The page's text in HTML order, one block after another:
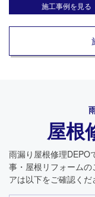
施工事例を見る
屋根
雨漏り屋根修理DEPO
事・屋根リフォーム
アは以下をご確認くだ